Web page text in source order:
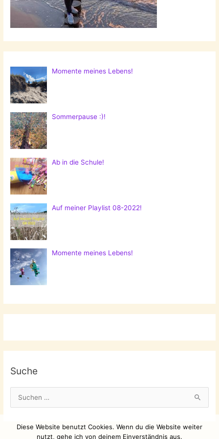
Momente meines Lebens!
Sommerpause :)!
Ab in die Schule!
Auf meiner Playlist 08-2022!
Momente meines Lebens!
Suche
u
Diese Website benutzt Cookies. Wenn du die Website weiter
nutzt, gehe ich von deinem Einverständnis aus.